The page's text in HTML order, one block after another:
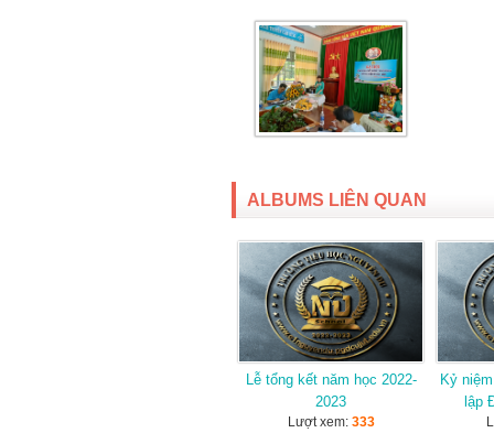
ALBUMS LIÊN QUAN
Lễ tổng kết năm học 2022-
2023
Lượt xem: 333
Kỷ
lập